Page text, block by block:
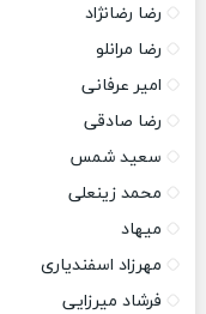
رضا رضانژاد
رضا مرانلو
امیر عرفانی
رضا صادقی
سعید شمس
محمد زینعلی
میهاد
مهرزاد اسفندیاری
فرشاد میرزایی